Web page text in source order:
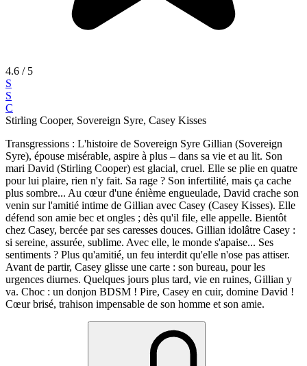
4.6 / 5
S
S
C
Stirling Cooper, Sovereign Syre, Casey Kisses
Transgressions : L'histoire de Sovereign Syre Gillian (Sovereign
Syre), épouse misérable, aspire à plus – dans sa vie et au lit. Son
mari David (Stirling Cooper) est glacial, cruel. Elle se plie en quatre
pour lui plaire, rien n'y fait. Sa rage ? Son infertilité, mais ça cache
plus sombre... Au cœur d'une énième engueulade, David crache son
venin sur l'amitié intime de Gillian avec Casey (Casey Kisses). Elle
défend son amie bec et ongles ; dès qu'il file, elle appelle. Bientôt
chez Casey, bercée par ses caresses douces. Gillian idolâtre Casey :
si sereine, assurée, sublime. Avec elle, le monde s'apaise... Ses
sentiments ? Plus qu'amitié, un feu interdit qu'elle n'ose pas attiser.
Avant de partir, Casey glisse une carte : son bureau, pour les
urgences diurnes. Quelques jours plus tard, vie en ruines, Gillian y
va. Choc : un donjon BDSM ! Pire, Casey en cuir, domine David !
Cœur brisé, trahison impensable de son homme et son amie.